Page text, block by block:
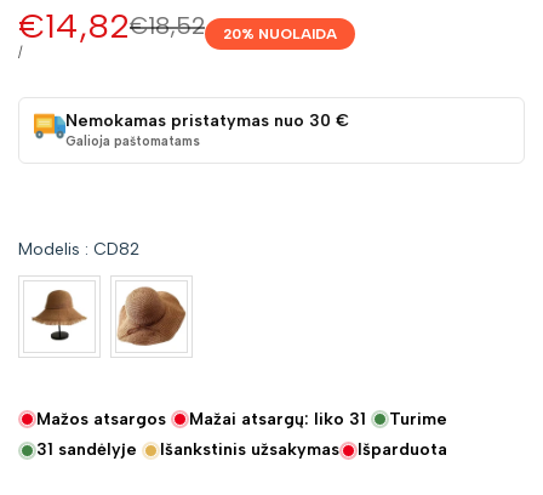
Įprasta
€18,52
Pardavimo
kaina
€14,82
VIENETO
/
20% NUOLAIDA
Nemokamas pristatymas nuo 30 €
Galioja paštomatams
Modelis : CD82
Mažos atsargos Mažai atsargų: liko 31
Turime
31 sandėlyje Išankstinis užsakymas Išparduota